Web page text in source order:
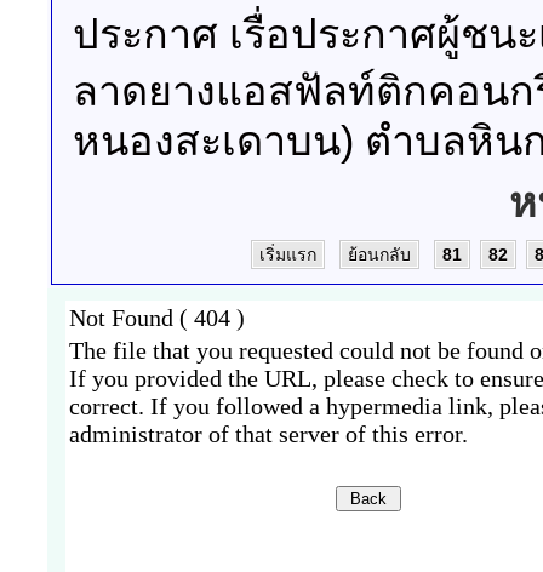
ประกาศ เรื่อประกาศผู้ชน
ลาดยางแอสฟัลท์ติกคอน
หนองสะเดาบน) ตำบลหิน
ห
เริ่มแรก ย้อนกลับ 81 82